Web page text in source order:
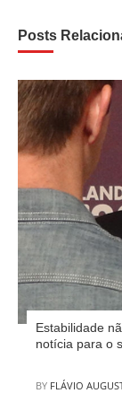
Posts
Estabilidade
notícia para o
POSTED
BY FLÁVIO